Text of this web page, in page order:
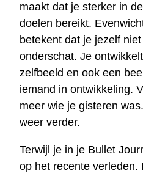
maakt dat je sterker in
doelen bereikt.
betekent dat je jezelf
onderschat. Je
zelfbeeld en ook een
iemand in ontwikkeling.
meer wie je gisteren
weer verder.
Terwijl je in je Bullet
op het recente verleden.